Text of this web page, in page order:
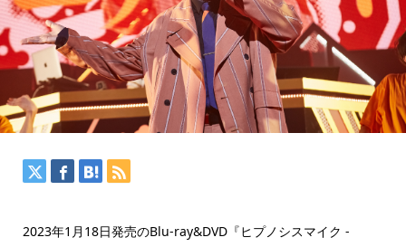
2023年1月18日発売のBlu-ray&DVD『ヒプノシスマイク -